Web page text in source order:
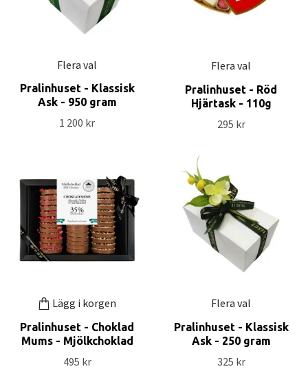
Flera val
Pralinhuset - Klassisk
Ask - 950 gram
1 200 kr
Flera val
Pralinhuset - Röd
Hjärtask - 110g
295 kr
Lägg i korgen
Pralinhuset - Choklad
Mums - Mjölkchoklad
495 kr
Flera val
Pralinhuset - Klassisk
Ask - 250 gram
325 kr